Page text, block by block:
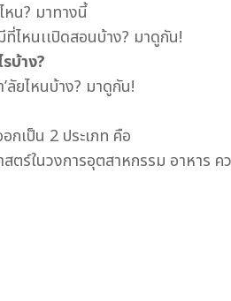
หน? มาทางนี้
ไหนเเปิดสอนบ้าง? มาดูกัน!
บ้าง?
ยไหนบ้าง? มาดูกัน!
กเป็น 2 ประเภท คือ
ตร์ในวงการอุตสาหกรรม อาหาร ค